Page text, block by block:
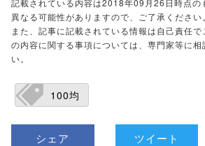
記載されている内容は2018年09月26日時点の
異なる可能性がありますので、ご了承ください。
また、記事に記載されている情報は自己責任
の内容に関する事項については、専門家等に相
い。
100均
シェア ツイート